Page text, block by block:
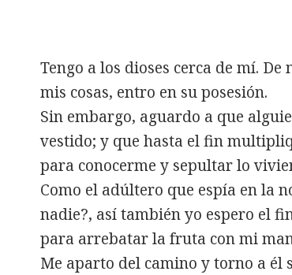
Tengo a los dioses cerca de mí. De
mis cosas, entro en su posesión.
Sin embargo, aguardo a que
vestido; y que hasta el fin
para conocerme y sepultar lo
Como el adúltero que espía en la
nadie?, así también yo espero el
para arrebatar la fruta con mi
Me aparto del camino y torno a él